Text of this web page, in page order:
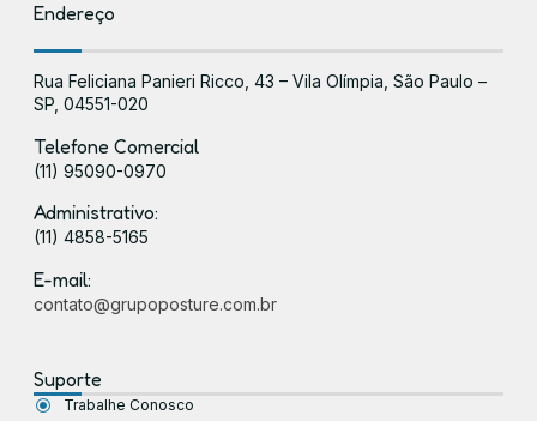
Endereço
Rua Feliciana Panieri Ricco, 43 – Vila Olímpia, São Paulo –
SP, 04551-020
Telefone Comercial
(11) 95090-0970
Administrativo:
(11) 4858-5165
E-mail:
contato@grupoposture.com.br
Suporte
Trabalhe Conosco